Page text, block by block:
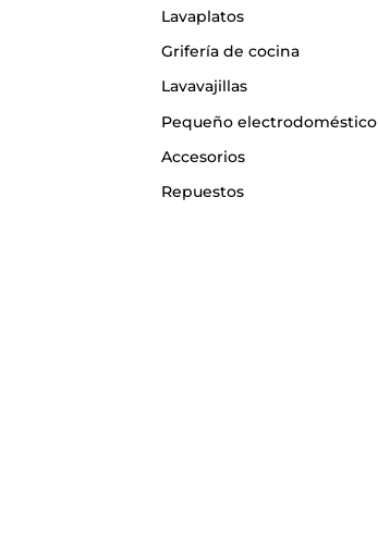
Lavaplatos
Grifería de cocina
Lavavajillas
Pequeño electrodoméstico
Accesorios
Repuestos